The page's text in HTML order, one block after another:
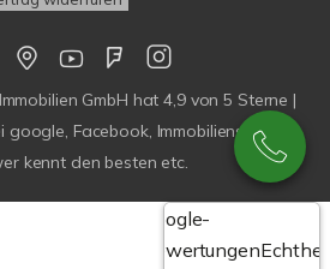
GmbH hat4,9von5 Sterne |
Facebook, Immobilienscout,
kennt den besten etc.
Google-
Bewertungen